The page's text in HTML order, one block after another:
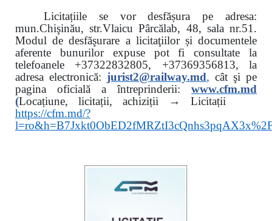
Licitațiile se vor desfășura pe adresa:
mun.Chişinău, str.Vlaicu Pârcălab, 48, sala nr.51.
Modul de desfăşurare a licitaţiilor și documentele
aferente bunurilor expuse pot fi consultate la
telefoanele +37322832805, +37369356813, la
adresa electronică: jurist2@railway.md, cât şi pe
pagina oficială a întreprinderii:
www.cfm.md
(Locațiune, licitații, achiziții → Licitații
https://cfm.md/?